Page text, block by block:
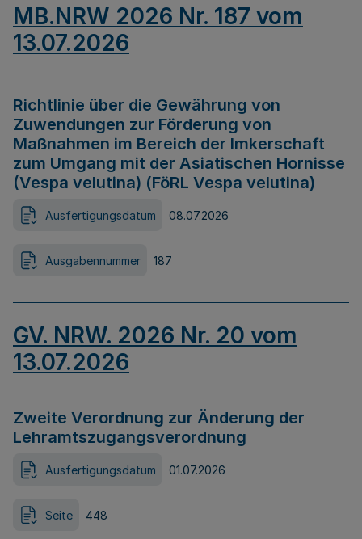
MB.NRW 2026 Nr. 187 vom
13.07.2026
Richtlinie über die Gewährung von
Zuwendungen zur Förderung von
Maßnahmen im Bereich der Imkerschaft
zum Umgang mit der Asiatischen Hornisse
(Vespa velutina) (FöRL Vespa velutina)
Ausfertigungsdatum 08.07.2026
Ausgabennummer 187
GV. NRW. 2026 Nr. 20 vom
13.07.2026
Zweite Verordnung zur Änderung der
Lehramtszugangsverordnung
Ausfertigungsdatum 01.07.2026
Seite 448